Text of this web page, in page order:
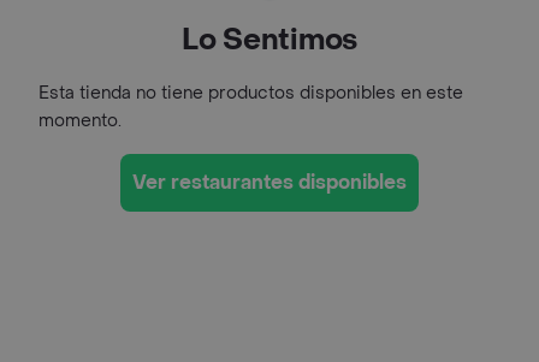
Lo Sentimos
Esta tienda no tiene productos disponibles en este
momento.
Ver restaurantes disponibles